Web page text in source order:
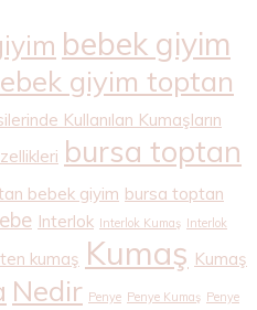
bebek giyim
giyim toptan
Kullanılan Kumaşların
bursa toptan
bebek giyim bursa toptan
Interlok Interlok Kumaş Interlok
kumaş Kumaş Kumaş
Nedir Penye Penye Kumaş Penye